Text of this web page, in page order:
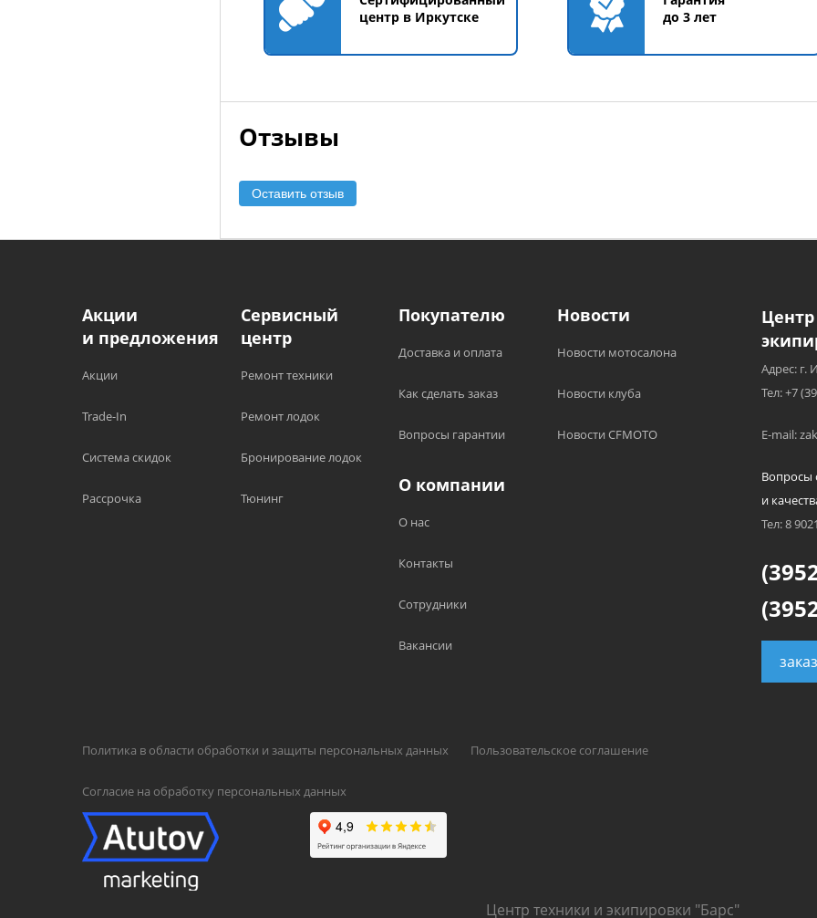
центр в Иркутске
до 3 лет
Отзывы
Оставить отзыв
Акции
и предложения
Акции
Trade-In
Система скидок
Рассрочка
Сервисный
центр
Ремонт техники
Ремонт лодок
Бронирование лодок
Тюнинг
Покупателю
Доставка и оплата
Как сделать заказ
Вопросы гарантии
Новости
Новости мотосалона
Новости клуба
Новости CFMOTO
О компании
О нас
Контакты
Сотрудники
Вакансии
Политика в области обработки и защиты персональных данных Пользовательское соглашение
Согласие на обработку персональных данных
Адрес: г.
Тел: +7
E-mail:
Вопросы
и
Тел: 8
Центр техники и экипировки "Барс"